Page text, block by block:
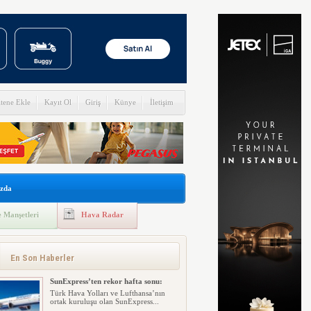
Ekle Kayıt Ol Giriş Künye İletişim
Manşetleri Hava Radar
En Son Haberler
SunExpress’ten rekor hafta sonu:
Türk Hava Yolları ve Lufthansa’nın
ortak kuruluşu olan SunExpress...